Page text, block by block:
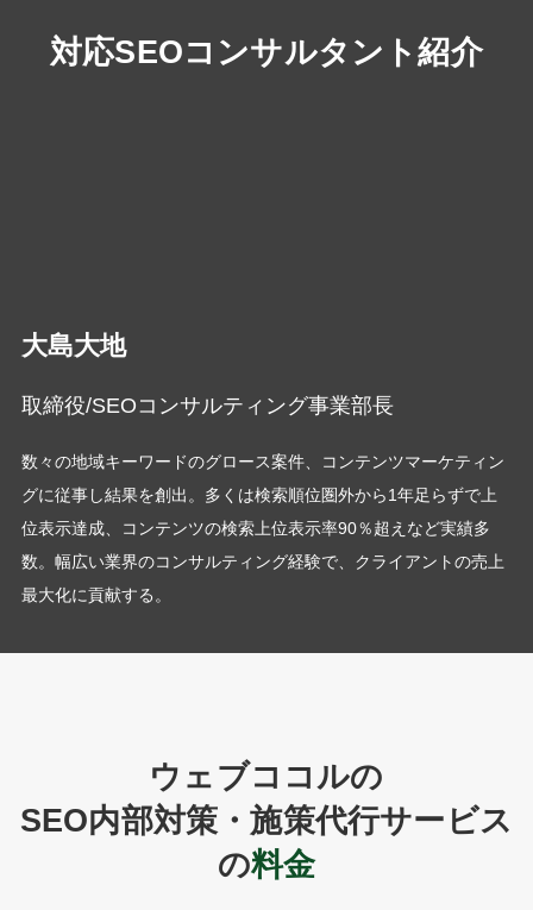
対応SEOコンサルタント紹介
大島大地
取締役/SEOコンサルティング事業部長
数々の地域キーワードのグロース案件、コンテンツマーケティン
グに従事し結果を創出。多くは検索順位圏外から1年足らずで上
位表示達成、コンテンツの検索上位表示率90％超えなど実績多
数。幅広い業界のコンサルティング経験で、クライアントの売上
最大化に貢献する。
ウェブココルの
SEO内部対策・施策代行サービス
の料金